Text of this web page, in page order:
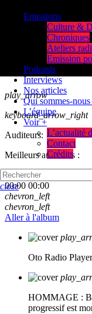
play_arrow
keyboard_arrow_right
Auditeurs:
Meilleurs auditeurs :
skip_previous
00:00 00:00
chevron_left
chevron_left
Aller à l'album
Oto Radio Player
HOMMAGE :
progressif est
Emissions
Culture &
Chroniques
Ateliers
Emission
Podcasts
Interviews
Nos articles
Qui sommes-nous
L’équipe
Voir +
L’actualité
Contact
Crédits
close